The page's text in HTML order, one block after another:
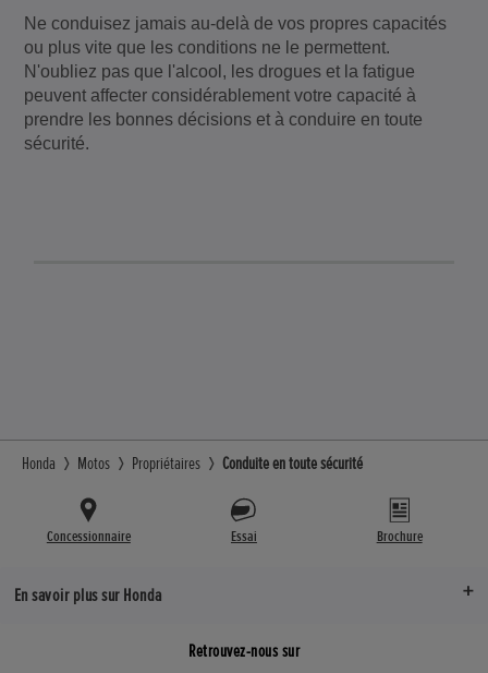
Ne conduisez jamais au-delà de vos propres capacités
ou plus vite que les conditions ne le permettent.
N'oubliez pas que l'alcool, les drogues et la fatigue
peuvent affecter considérablement votre capacité à
prendre les bonnes décisions et à conduire en toute
sécurité.
Honda Motos Propriétaires Conduite en toute sécurité
Concessionnaire Essai Brochure
En savoir plus sur Honda
Retrouvez-nous sur